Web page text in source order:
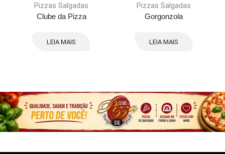
Pizzas Salgadas
Clube da Pizza
LEIA MAIS
Pizzas Salgadas
Gorgonzola
LEIA MAIS